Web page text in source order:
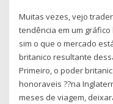
Muitas vezes, vejo
tendência em um
sim o que o mercado
britanico resultante
Primeiro, o poder
honoraveis ??na
meses de viagem,